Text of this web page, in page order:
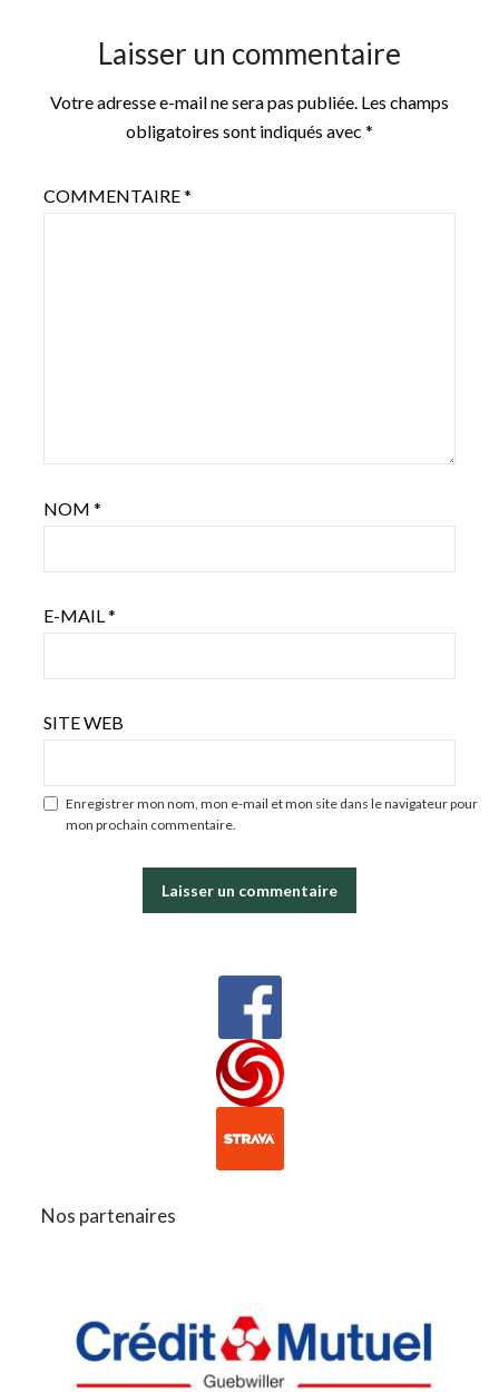
Laisser un commentaire
Votre adresse e-mail ne sera pas publiée. Les champs
obligatoires sont indiqués avec *
COMMENTAIRE*
NOM *
E-MAIL*
SITE WEB
Enregistrer mon nom, mon e-mail et mon site dans le navigateur pour
mon prochain commentaire.
Nos partenaires